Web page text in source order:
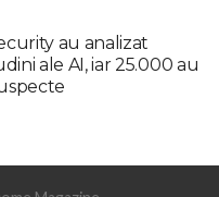
au analizat
ale AI, iar 25.000 au